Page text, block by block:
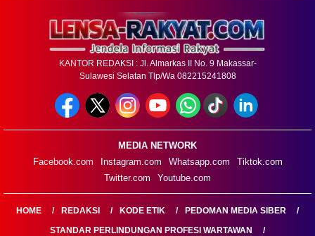
KANTOR REDAKSI : Jl. Almarkas II No. 9 Makassar-
Sulawesi Selatan Tlp/Wa 082215241808
MEDIA NETWORK
Facebook.com
Instagram.com Whatsapp.com
Tiktok.com
Twitter.com
Youtube.com
HOME REDAKSI KODE ETIK
PEDOMAN MEDIA SIBER
STANDAR PERLINDUNGAN PROFESI WARTAWAN